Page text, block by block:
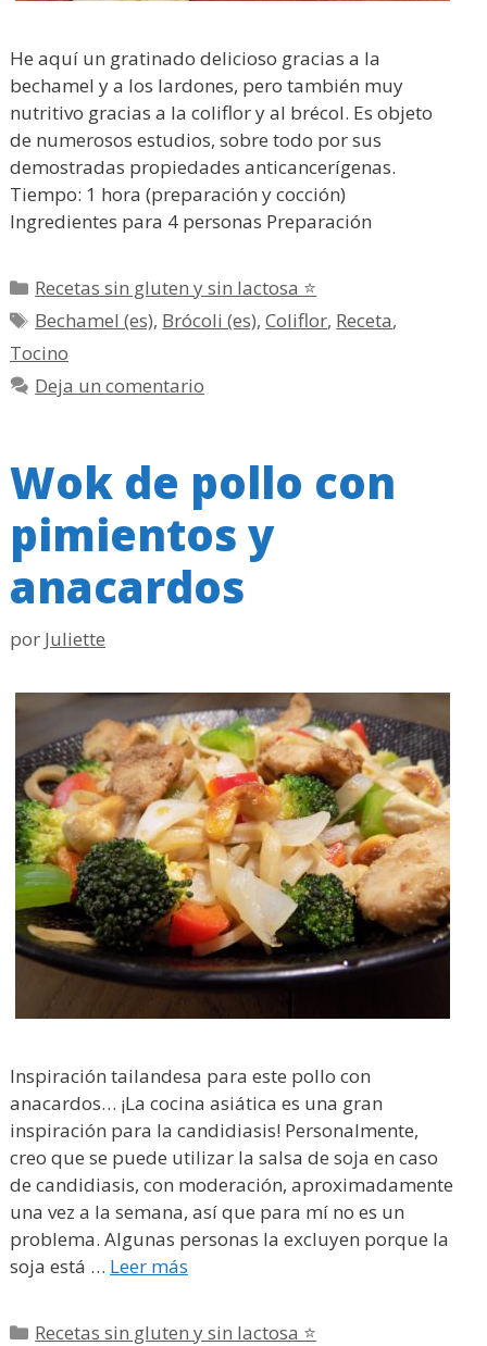
He aquí un gratinado delicioso gracias a la
bechamel y a los lardones, pero también muy
nutritivo gracias a la coliflor y al brécol. Es objeto
de numerosos estudios, sobre todo por sus
demostradas propiedades anticancerígenas.
Tiempo: 1 hora (preparación y cocción)
Ingredientes para 4 personas Preparación
Categorías
Recetas sin gluten y sin lactosa ⭐
Etiquetas
Bechamel (es), Brócoli (es),Coliflor, Receta,
Tocino
Deja un comentario
Wok de pollo con
pimientos y
anacardos
por Juliette
Inspiración tailandesa para este pollo con
anacardos… ¡La cocina asiática es una gran
inspiración para la candidiasis! Personalmente,
creo que se puede utilizar la salsa de soja en caso
de candidiasis, con moderación, aproximadamente
una vez a la semana, así que para mí no es un
problema. Algunas personas la excluyen porque la
soja está … Leer más
Categorías
Recetas sin gluten y sin lactosa ⭐